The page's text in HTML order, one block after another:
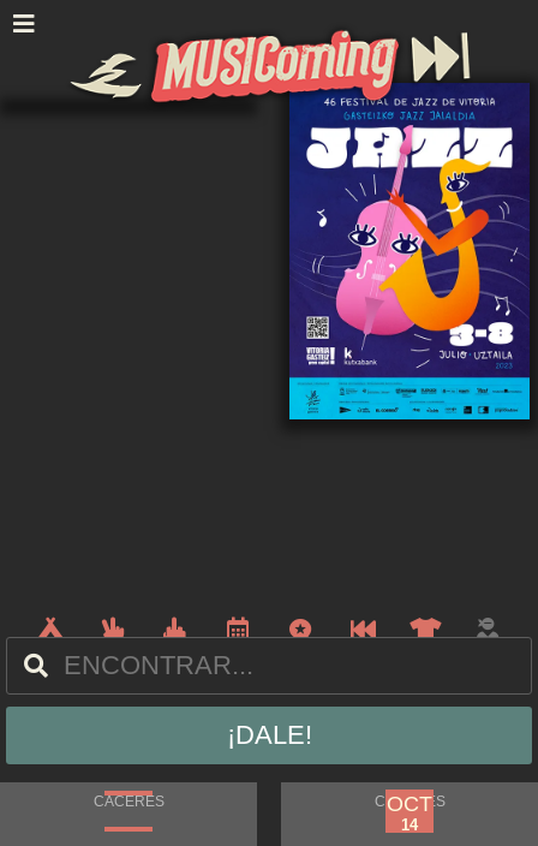
¡DALE!
CÁCERES CÁCERES
OCT
12
OCT
14